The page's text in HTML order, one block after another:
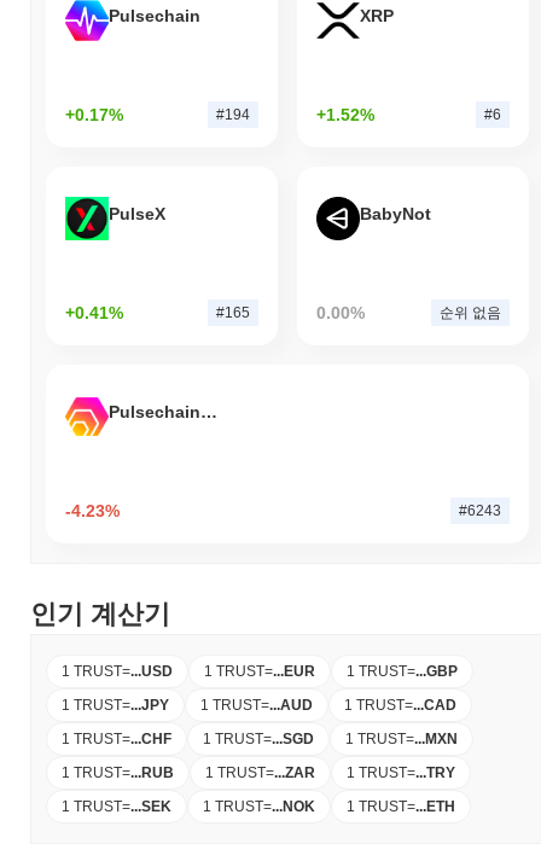
Pulsechain
+0.17% #194
XRP
+1.52% #6
PulseX
+0.41% #165
BabyNot
0.00% 순위 없음
Pulsechain Bridged HEX (Pulsechain)
-4.23% #6243
인기 계산기
1 TRUST=...USD 1 TRUST=...EUR 1 TRUST=...GBP
1 TRUST=...JPY 1 TRUST=...AUD 1 TRUST=...CAD
1 TRUST=...CHF 1 TRUST=...SGD 1 TRUST=...MXN
1 TRUST=...RUB 1 TRUST=...ZAR 1 TRUST=...TRY
1 TRUST=...SEK 1 TRUST=...NOK 1 TRUST=...ETH